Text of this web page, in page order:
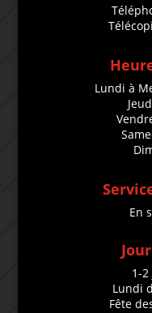
Lundi à
En
1-
Lundi
Fête